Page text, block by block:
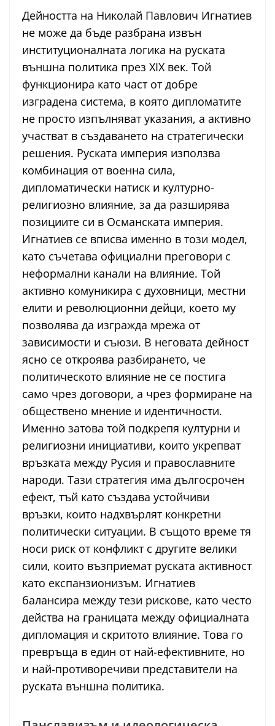
Дейността на Николай Павлович Игнатиев
не може да бъде разбрана извън
институционалната логика на руската
външна политика през XIX век. Той
функционира като част от добре
изградена система, в която дипломатите
не просто изпълняват указания, а активно
участват в създаването на стратегически
решения. Руската империя използва
комбинация от военна сила,
дипломатически натиск и културно-
религиозно влияние, за да разширява
позициите си в Османската империя.
Игнатиев се вписва именно в този модел,
като съчетава официални преговори с
неформални канали на влияние. Той
активно комуникира с духовници, местни
елити и революционни дейци, което му
позволява да изгражда мрежа от
зависимости и съюзи. В неговата дейност
ясно се откроява разбирането, че
политическото влияние не се постига
само чрез договори, а чрез формиране на
обществено мнение и идентичности.
Именно затова той подкрепя културни и
религиозни инициативи, които укрепват
връзката между Русия и православните
народи. Тази стратегия има дългосрочен
ефект, тъй като създава устойчиви
връзки, които надхвърлят конкретни
политически ситуации. В същото време тя
носи риск от конфликт с другите велики
сили, които възприемат руската активност
като експанзионизъм. Игнатиев
балансира между тези рискове, като често
действа на границата между официалната
дипломация и скритото влияние. Това го
превръща в един от най-ефективните, но
и най-противоречиви представители на
руската външна политика.